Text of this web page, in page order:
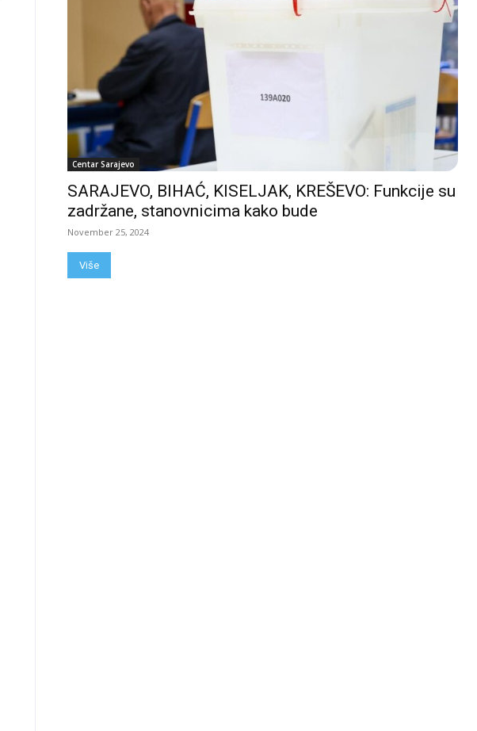
Centar Sarajevo
SARAJEVO, BIHAĆ, KISELJAK, KREŠEVO: Funkcije su
zadržane, stanovnicima kako bude
November 25, 2024
Više